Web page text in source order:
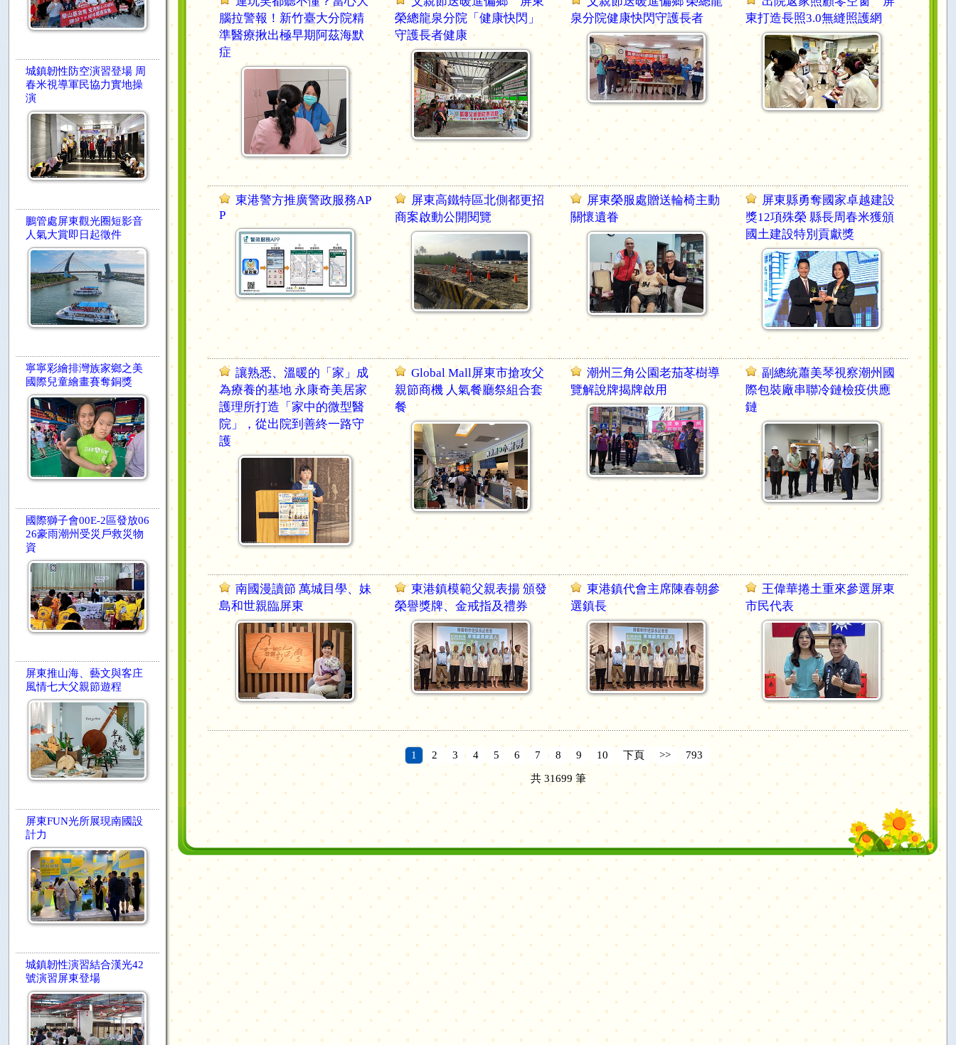
城鎮韌性防空演習登場 周
春米視導軍民協力實地操
演
鵬管處屏東觀光圈短影音
人氣大賞即日起徵件
寧寧彩繪排灣族家鄉之美
國際兒童繪畫賽奪銅獎
國際獅子會00E-2區發放06
26豪雨潮州受災戶救災物
資
屏東推山海、藝文與客庄
風情七大父親節遊程
屏東FUN光所展現南國設
計力
城鎮韌性演習結合漢光42
號演習屏東登場
腦拉警報！新竹臺大分院精
準醫療揪出極早期阿茲海默
症
榮總龍泉分院「健康快閃」
守護長者健康
泉分院健康快閃守護長者
東打造長照3.0無縫照護網
東港警方推廣警政服務AP
P
屏東高鐵特區北側都更招
商案啟動公開閱覽
屏東榮服處贈送輪椅主動
關懷遺眷
屏東縣勇奪國家卓越建設
獎12項殊榮 縣長周春米獲頒
國土建設特別貢獻獎
讓熟悉、溫暖的「家」成
為療養的基地 永康奇美居家
護理所打造「家中的微型醫
院」，從出院到善終一路守
護
Global Mall屏東市搶攻父
親節商機 人氣餐廳祭組合套
餐
潮州三角公園老茄苳樹導
覽解說牌揭牌啟用
副總統蕭美琴視察潮州國
際包裝廠串聯冷鏈檢疫供應
鏈
南國漫讀節 萬城目學、妹
島和世親臨屏東
東港鎮模範父親表揚 頒發
榮譽獎牌、金戒指及禮券
東港鎮代會主席陳春朝參
選鎮長
王偉華捲土重來參選屏東
市民代表
1 2 3 4 5 6 7 8 9 10 下頁 >> 793
共31699 筆